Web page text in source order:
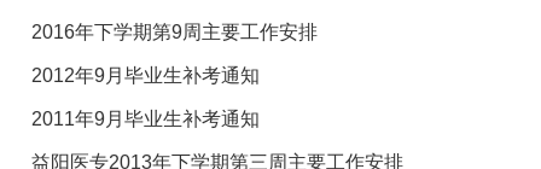
2016年下学期第9周主要工作安排
2012年9月毕业生补考通知
2011年9月毕业生补考通知
益阳医专2013年下学期第三周主要工作安排